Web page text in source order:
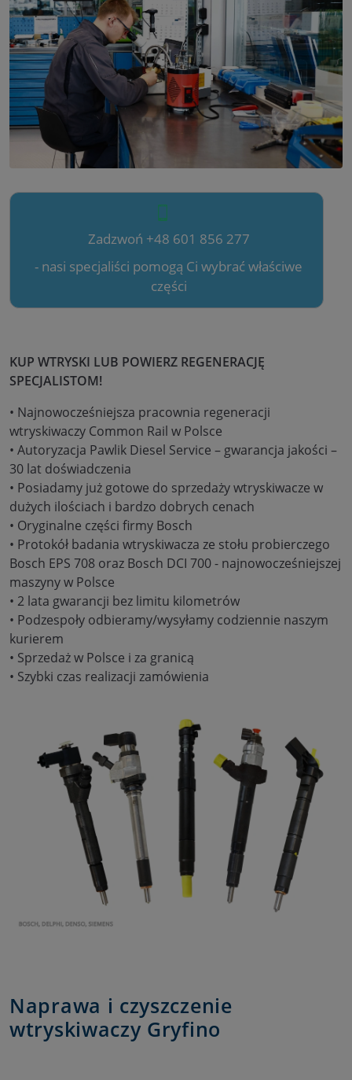
Zadzwoń +48 601 856 277
- nasi specjaliści pomogą Ci wybrać właściwe
części
KUP WTRYSKI LUB POWIERZ REGENERACJĘ
SPECJALISTOM!
• Najnowocześniejsza pracownia regeneracji
wtryskiwaczy Common Rail w Polsce
• Autoryzacja Pawlik Diesel Service – gwarancja jakości –
30 lat doświadczenia
• Posiadamy już gotowe do sprzedaży wtryskiwacze w
dużych ilościach i bardzo dobrych cenach
• Oryginalne części firmy Bosch
• Protokół badania wtryskiwacza ze stołu probierczego
Bosch EPS 708 oraz Bosch DCI 700 - najnowocześniejszej
maszyny w Polsce
• 2 lata gwarancji bez limitu kilometrów
• Podzespoły odbieramy/wysyłamy codziennie naszym
kurierem
• Sprzedaż w Polsce i za granicą
• Szybki czas realizacji zamówienia
Naprawa i czyszczenie
wtryskiwaczy Gryfino